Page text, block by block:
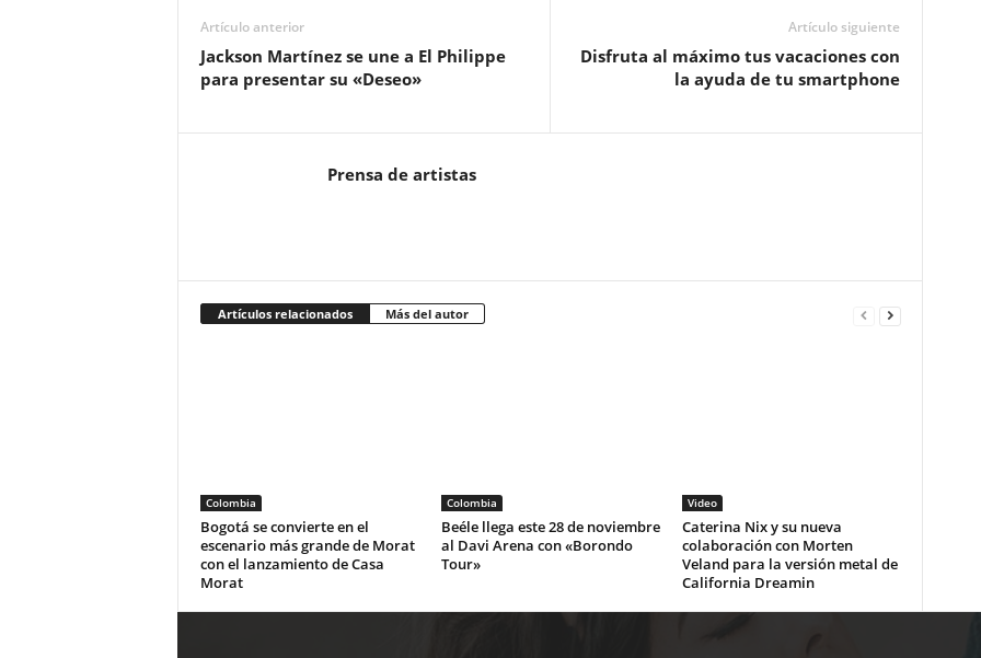
Artículo anterior
Jackson Martínez se une a El Philippe
para presentar su «Deseo»
Artículo siguiente
Disfruta al máximo tus vacaciones con
la ayuda de tu smartphone
Prensa de artistas
Artículos relacionados Más del autor
Colombia
Bogotá se convierte en el
escenario más grande de Morat
con el lanzamiento de Casa
Morat
Colombia
Beéle llega este 28 de noviembre
al Davi Arena con «Borondo
Tour»
Video
Caterina Nix y su nueva
colaboración con Morten
Veland para la versión metal de
California Dreamin